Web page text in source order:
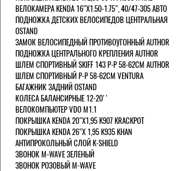
ВЕЛОКАМЕРА KENDA 16"Х1.50-1.75", 40/47-305 АВТО
ПОДНОЖКА ДЕТСКИХ ВЕЛОСИПЕДОВ ЦЕНТРАЛЬНАЯ
OSTAND
ЗАМОК ВЕЛОСИПЕДНЫЙ ПРОТИВОУГОННЫЙ AUTHOR
ПОДНОЖКА ЦЕНТРАЛЬНОГО КРЕПЛЕНИЯ AUTHOR
ШЛЕМ СПОРТИВНЫЙ SKIFF 143 Р-Р 58-62СМ AUTHOR
ШЛЕМ СПОРТИВНЫЙ Р-Р 58-62СМ VENTURA
БАГАЖНИК ЗАДНИЙ OSTAND
КОЛЕСА БАЛАНСИРНЫЕ 12-20''
ВЕЛОКОМПЬЮТЕР VDO M1.1
ПОКРЫШКА KENDA 20"Х1,95 K907 KRACKPOT
ПОКРЫШКА KENDA 26"Х 1,95 K935 KHAN
АНТИПРОКОЛЬНЫЙ СЛОЙ K-SHIELD
ЗВОНОК M-WAVE ЗЕЛЕНЫЙ
ЗВОНОК РОЗОВЫЙ M-WAVE